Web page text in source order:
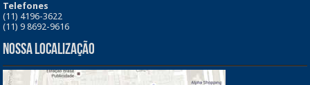
Telefones
(11) 4196-3622
(11) 9 8692-9616
Nossa Localização